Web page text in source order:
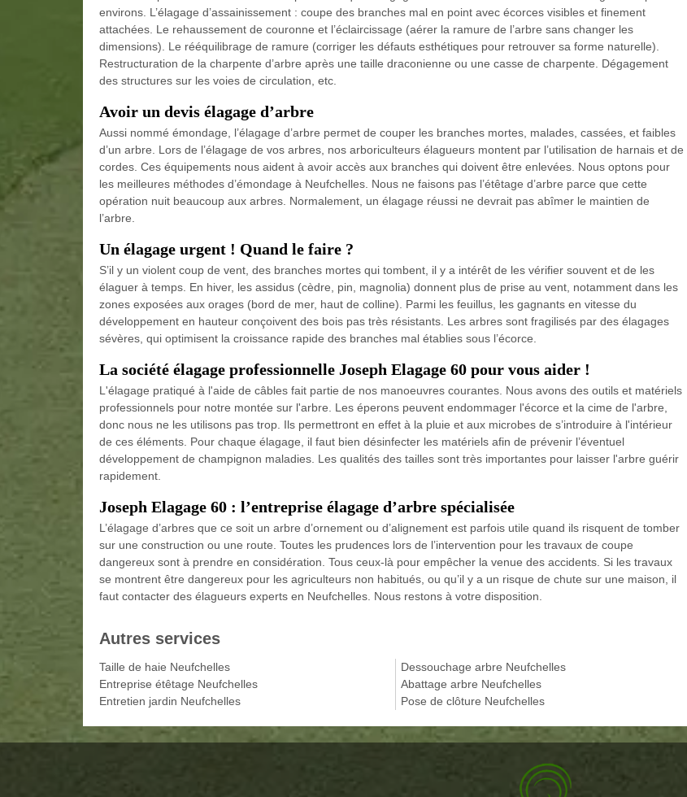
environs. L’élagage d’assainissement : coupe des branches mal en point avec écorces visibles et finement
attachées. Le rehaussement de couronne et l’éclaircissage (aérer la ramure de l’arbre sans changer les
dimensions). Le rééquilibrage de ramure (corriger les défauts esthétiques pour retrouver sa forme naturelle).
Restructuration de la charpente d’arbre après une taille draconienne ou une casse de charpente. Dégagement
des structures sur les voies de circulation, etc.
Avoir un devis élagage d’arbre
Aussi nommé émondage, l’élagage d’arbre permet de couper les branches mortes, malades, cassées, et faibles
d’un arbre. Lors de l’élagage de vos arbres, nos arboriculteurs élagueurs montent par l’utilisation de harnais et de
cordes. Ces équipements nous aident à avoir accès aux branches qui doivent être enlevées. Nous optons pour
les meilleures méthodes d’émondage à Neufchelles. Nous ne faisons pas l’étêtage d’arbre parce que cette
opération nuit beaucoup aux arbres. Normalement, un élagage réussi ne devrait pas abîmer le maintien de
l’arbre.
Un élagage urgent ! Quand le faire ?
S’il y un violent coup de vent, des branches mortes qui tombent, il y a intérêt de les vérifier souvent et de les
élaguer à temps. En hiver, les assidus (cèdre, pin, magnolia) donnent plus de prise au vent, notamment dans les
zones exposées aux orages (bord de mer, haut de colline). Parmi les feuillus, les gagnants en vitesse du
développement en hauteur conçoivent des bois pas très résistants. Les arbres sont fragilisés par des élagages
sévères, qui optimisent la croissance rapide des branches mal établies sous l’écorce.
La société élagage professionnelle Joseph Elagage 60 pour vous aider !
L'élagage pratiqué à l'aide de câbles fait partie de nos manoeuvres courantes. Nous avons des outils et matériels
professionnels pour notre montée sur l'arbre. Les éperons peuvent endommager l'écorce et la cime de l'arbre,
donc nous ne les utilisons pas trop. Ils permettront en effet à la pluie et aux microbes de s’introduire à l'intérieur
de ces éléments. Pour chaque élagage, il faut bien désinfecter les matériels afin de prévenir l’éventuel
développement de champignon maladies. Les qualités des tailles sont très importantes pour laisser l'arbre guérir
rapidement.
Joseph Elagage 60 : l’entreprise élagage d’arbre spécialisée
L’élagage d’arbres que ce soit un arbre d’ornement ou d’alignement est parfois utile quand ils risquent de tomber
sur une construction ou une route. Toutes les prudences lors de l’intervention pour les travaux de coupe
dangereux sont à prendre en considération. Tous ceux-là pour empêcher la venue des accidents. Si les travaux
se montrent être dangereux pour les agriculteurs non habitués, ou qu’il y a un risque de chute sur une maison, il
faut contacter des élagueurs experts en Neufchelles. Nous restons à votre disposition.
Autres services
Taille de haie Neufchelles
Entreprise étêtage Neufchelles
Entretien jardin Neufchelles
Dessouchage arbre Neufchelles
Abattage arbre Neufchelles
Pose de clôture Neufchelles